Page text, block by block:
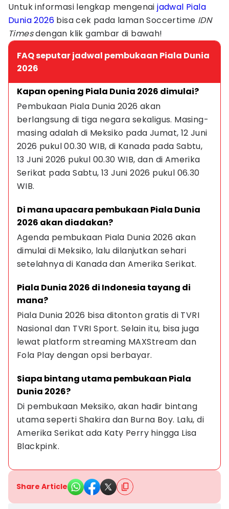
Untuk informasi lengkap mengenaijadwal Piala
Dunia 2026 bisa cek pada laman Soccertime IDN
Timesdengan klik gambar di bawah!
FAQ seputar jadwal pembukaan Piala Dunia
2026
Kapan opening Piala Dunia 2026 dimulai?
Pembukaan Piala Dunia 2026 akan
berlangsung di tiga negara sekaligus. Masing-
masing adalah di Meksiko pada Jumat, 12 Juni
2026 pukul 00.30 WIB, di Kanada pada Sabtu,
13 Juni 2026 pukul 00.30 WIB, dan di Amerika
Serikat pada Sabtu, 13 Juni 2026 pukul 06.30
WIB.
Di mana upacara pembukaan Piala Dunia
2026 akan diadakan?
Agenda pembukaan Piala Dunia 2026 akan
dimulai di Meksiko, lalu dilanjutkan sehari
setelahnya di Kanada dan Amerika Serikat.
Piala Dunia 2026 di Indonesia tayang di
mana?
Piala Dunia 2026 bisa ditonton gratis di TVRI
Nasional dan TVRI Sport. Selain itu, bisa juga
lewat platform streaming MAXStream dan
Fola Play dengan opsi berbayar.
Siapa bintang utama pembukaan Piala
Dunia 2026?
Di pembukaan Meksiko, akan hadir bintang
utama seperti Shakira dan Burna Boy. Lalu, di
Amerika Serikat ada Katy Perry hingga Lisa
Blackpink.
Share Article